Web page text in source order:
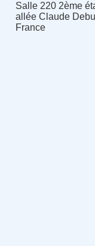
Salle 220 2ème
allée Claude
France